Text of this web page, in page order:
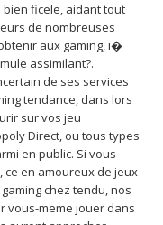
bien ficele, aidant tout
de nombreuses
aux gaming, i�
assimilant?.
de ses services
tendance, dans lors
sur vos jeu
Direct, ou tous types
en public. Si vous
ce en amoureux de jeux
chez tendu, nos
vous-meme jouer dans